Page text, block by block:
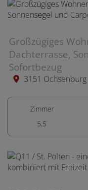
Großzügiges
Dachterrasse,
Sofortbezug
3151 Ochsenburg
Zimmer
5,5